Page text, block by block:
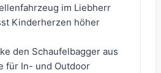
im Liebherr
Kinderherzen höher
den Schaufelbagger aus
für In- und Outdoor